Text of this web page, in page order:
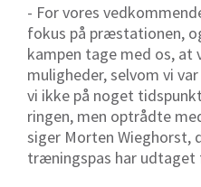
- For vores
fokus på præstationen,
kampen tage med os,
muligheder, selvom vi
vi ikke på noget
ringen, men optrådte
siger Morten Wieghorst,
træningspas har udtaget